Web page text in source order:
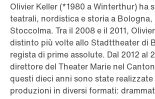
Olivier Keller (*1980 a Winterthur) ha
teatrali, nordistica e storia a Bologna,
Stoccolma. Tra il 2008 e il 2011,
distinto più volte allo Stadttheater di
regista di prime assolute. Dal 2012 al
direttore del Theater Marie nel
questi dieci anni sono state
produzioni in diversi formati: